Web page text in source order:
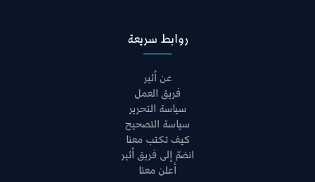
روابط سريعة
عن أثير
فريق العمل
سياسة التحرير
سياسة التصحيح
كيف تكتب معنا
انضمّ إلى فريق أثير
أعلن معنا